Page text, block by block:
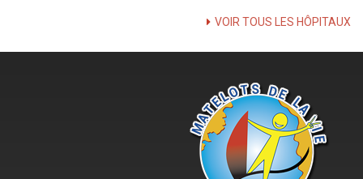
VOIR TOUS LES HÔPITAUX